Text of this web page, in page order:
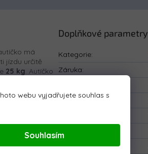
webu vyjadřujete souhlas s
Souhlasím
má
jízdu určitě
25 kg. Autíčko
jde
pedálu.
Doplňkové parametry
Kategorie:
Záruka:
Barva:
Bluetooth: